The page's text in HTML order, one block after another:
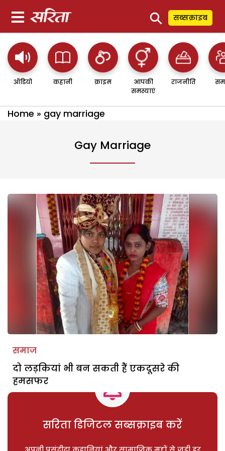
⚲ सब्सक्राइब
ऑडियो कहानी क्राइम
आपकी
समस्याएं
राजनीति
Home » gay marriage
Gay Marriage
समाज
दो लड़कियां भी बन सकती हैं एकदूसरे की
हमसफर
सरिता डिजिटल सब्सक्राइब करें